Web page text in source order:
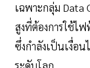
เฉพาะกลุ่ม Data
สูงที่ต้องการใช้ไ
ซึ่งกำลังเป็นเงื่อ